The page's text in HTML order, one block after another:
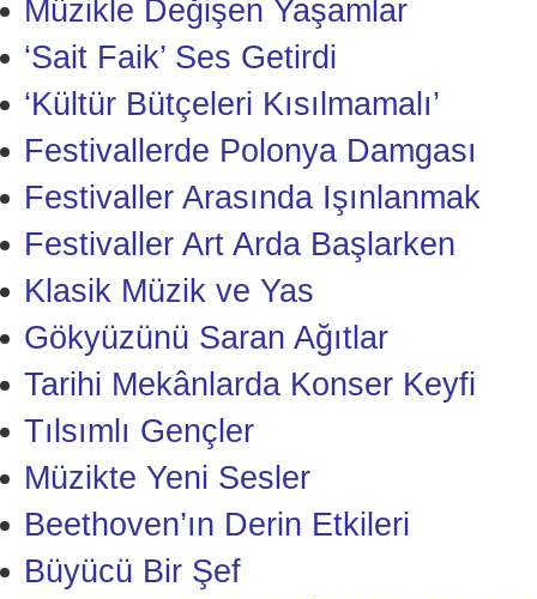
Müzikle Değişen Yaşamlar
‘Sait Faik’ Ses Getirdi
‘Kültür Bütçeleri Kısılmamalı’
Festivallerde Polonya Damgası
Festivaller Arasında Işınlanmak
Festivaller Art Arda Başlarken
Klasik Müzik ve Yas
Gökyüzünü Saran Ağıtlar
Tarihi Mekânlarda Konser Keyfi
Tılsımlı Gençler
Müzikte Yeni Sesler
Beethoven’ın Derin Etkileri
Büyücü Bir Şef